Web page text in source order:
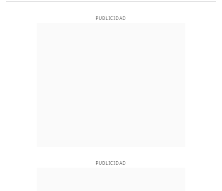
PUBLICIDAD
PUBLICIDAD